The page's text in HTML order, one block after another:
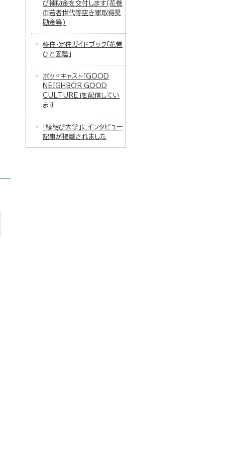
び補助金を交付します(花巻
市若者世代等空き家取得奨
励金等)
移住・定住ガイドブック「花巻
ひと図鑑」
ポッドキャスト「GOOD
NEIGHBOR GOOD
CULTURE」を配信してい
ます
「縁結び大学」にインタビュー
記事が掲載されました